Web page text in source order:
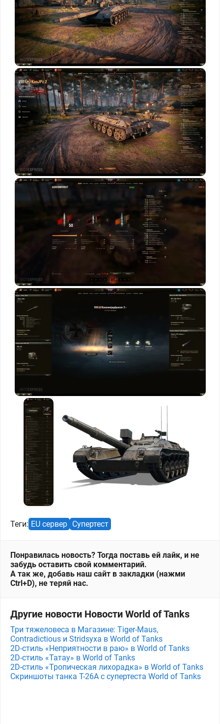
Теги: EU сервер Супертест
Понравилась новость? Тогда поставь ей лайк, и не
забудь оставить свой комментарий.
А так же, добавь наш сайт в закладки (нажми
Ctrl+D), не теряй нас.
Другие новости Новости World of Tanks
Три тяжеловеса в Магазине: Tiger-Maus,
Contradictious и Stridsyxa в World of Tanks
2D-стиль «Неприятности в раю» в World of Tanks
2D-стиль «Татау» в World of Tanks
2D-стиль «Тропическая лихорадка» в World of Tanks
Скриншоты танка T-26A с супертеста World of Tanks